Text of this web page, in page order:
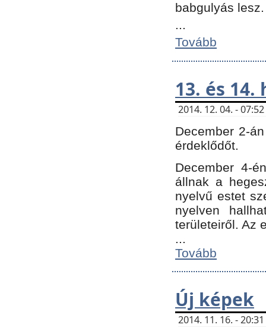
babgulyás
...
Tovább
13. és
2014. 12. 04. -
December 2-
érdeklődőt.
December 4-
állnak a
nyelvű estet
nyelven
területeiről. Az
...
Tovább
Új képek
2014. 11. 16. -